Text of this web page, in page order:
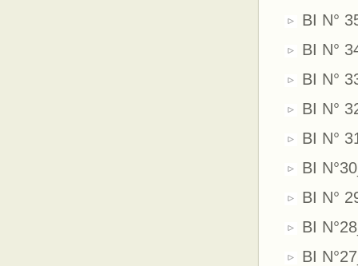
BI N°
BI N°
BI N°
BI N°
BI N°
BI
BI N°
BI
BI